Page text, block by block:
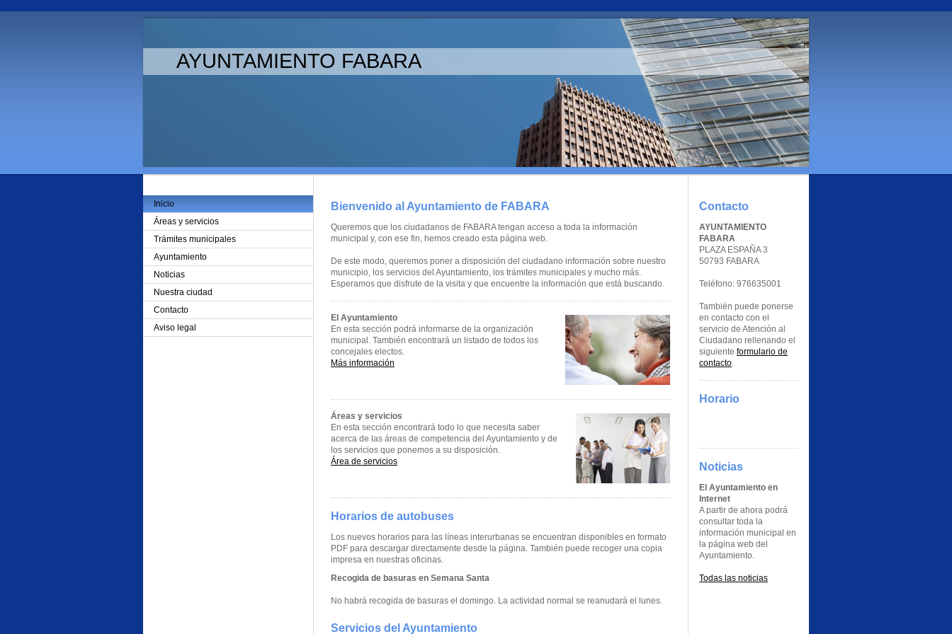
AYUNTAMIENTO FABARA
Inicio
Áreas y servicios
Trámites municipales
Ayuntamiento
Noticias
Nuestra ciudad
Contacto
Aviso legal
Bienvenido al Ayuntamiento de FABARA
Queremos que los ciudadanos de FABARA tengan acceso a toda la información
municipal y, con ese fin, hemos creado esta página web.
De este modo, queremos poner a disposición del ciudadano información sobre nuestro
municipio, los servicios del Ayuntamiento, los trámites municipales y mucho más.
Esperamos que disfrute de la visita y que encuentre la información que está buscando.
El Ayuntamiento
En esta sección podrá informarse de la organización
municipal. También encontrará un listado de todos los
concejales electos.
Más información
Áreas y servicios
En esta sección encontrará todo lo que necesita saber
acerca de las áreas de competencia del Ayuntamiento y de
los servicios que ponemos a su disposición.
Área de servicios
Horarios de autobuses
Los nuevos horarios para las líneas interurbanas se encuentran disponibles en formato
PDF para descargar directamente desde la página. También puede recoger una copia
impresa en nuestras oficinas.
Recogida de basuras en Semana Santa
No habrá recogida de basuras el domingo. La actividad normal se reanudará el lunes.
Servicios del Ayuntamiento
Contacto
AYUNTAMIENTO
FABARA
PLAZA ESPAÑA 3
50793 FABARA
Teléfono: 976635001
También puede ponerse
en contacto con el
servicio de Atención al
Ciudadano rellenando el
siguiente formulario de
contacto.
Horario
Noticias
El Ayuntamiento en
Internet
A partir de ahora podrá
consultar toda la
información municipal en
la página web del
Ayuntamiento.
Todas las noticias